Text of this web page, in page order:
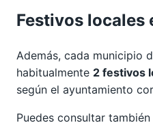
Festivos locales
Además, cada municipio
habitualmente 2 festivos
según el ayuntamiento
Puedes consultar